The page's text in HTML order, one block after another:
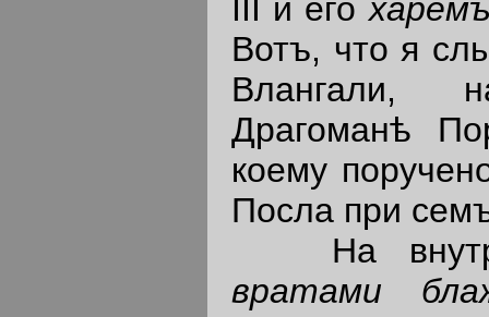
III и его
Вотъ, что я
Влангали,
Драгоманѣ
коему
Посла при
На
вратами